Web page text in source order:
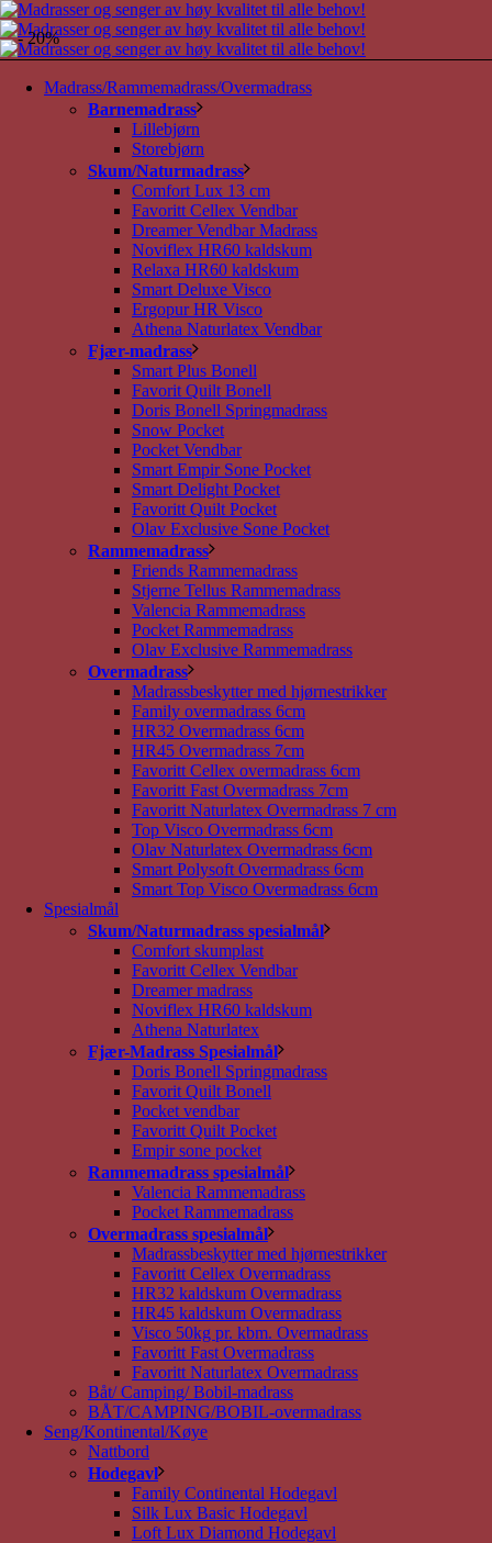
Madrass/Rammemadrass/Overmadrass
Barnemadrass
Lillebjørn
Storebjørn
Skum/Naturmadrass
Comfort Lux 13 cm
Favoritt Cellex Vendbar
Dreamer Vendbar Madrass
Noviflex HR60 kaldskum
Relaxa HR60 kaldskum
Smart Deluxe Visco
Ergopur HR Visco
Athena Naturlatex Vendbar
Fjær-madrass
Smart Plus Bonell
Favorit Quilt Bonell
Doris Bonell Springmadrass
Snow Pocket
Pocket Vendbar
Smart Empir Sone Pocket
Smart Delight Pocket
Favoritt Quilt Pocket
Olav Exclusive Sone Pocket
Rammemadrass
Friends Rammemadrass
Stjerne Tellus Rammemadrass
Valencia Rammemadrass
Pocket Rammemadrass
Olav Exclusive Rammemadrass
Overmadrass
Madrassbeskytter med hjørnestrikker
Family overmadrass 6cm
HR32 Overmadrass 6cm
HR45 Overmadrass 7cm
Favoritt Cellex overmadrass 6cm
Favoritt Fast Overmadrass 7cm
Favoritt Naturlatex Overmadrass 7 cm
Top Visco Overmadrass 6cm
Olav Naturlatex Overmadrass 6cm
Smart Polysoft Overmadrass 6cm
Smart Top Visco Overmadrass 6cm
Spesialmål
Skum/Naturmadrass spesialmål
Comfort skumplast
Favoritt Cellex Vendbar
Dreamer madrass
Noviflex HR60 kaldskum
Athena Naturlatex
Fjær-Madrass Spesialmål
Doris Bonell Springmadrass
Favorit Quilt Bonell
Pocket vendbar
Favoritt Quilt Pocket
Empir sone pocket
Rammemadrass spesialmål
Valencia Rammemadrass
Pocket Rammemadrass
Overmadrass spesialmål
Madrassbeskytter med hjørnestrikker
Favoritt Cellex Overmadrass
HR32 kaldskum Overmadrass
HR45 kaldskum Overmadrass
Visco 50kg pr. kbm. Overmadrass
Favoritt Fast Overmadrass
Favoritt Naturlatex Overmadrass
Båt/ Camping/ Bobil-madrass
BÅT/CAMPING/BOBIL-overmadrass
Seng/Kontinental/Køye
Nattbord
Hodegavl
Family Continental Hodegavl
Silk Lux Basic Hodegavl
Loft Lux Diamond Hodegavl
- 20%